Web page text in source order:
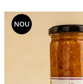
NOU